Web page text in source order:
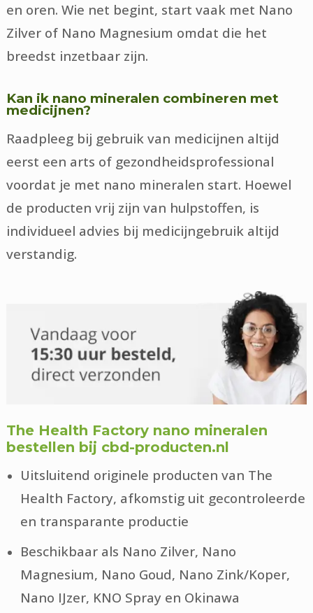
en oren. Wie net begint, start vaak met Nano
Zilver of Nano Magnesium omdat die het
breedst inzetbaar zijn.
Kan ik nano mineralen combineren met
medicijnen?
Raadpleeg bij gebruik van medicijnen altijd
eerst een arts of gezondheidsprofessional
voordat je met nano mineralen start. Hoewel
de producten vrij zijn van hulpstoffen, is
individueel advies bij medicijngebruik altijd
verstandig.
The Health Factory nano mineralen
bestellen bij cbd-producten.nl
Uitsluitend originele producten van The
Health Factory, afkomstig uit gecontroleerde
en transparante productie
Beschikbaar als Nano Zilver, Nano
Magnesium, Nano Goud, Nano Zink/Koper,
Nano IJzer, KNO Spray en Okinawa